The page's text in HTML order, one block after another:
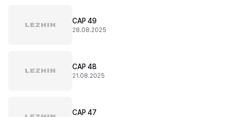
CAP 49
28.08.2025
CAP 48
21.08.2025
CAP 47